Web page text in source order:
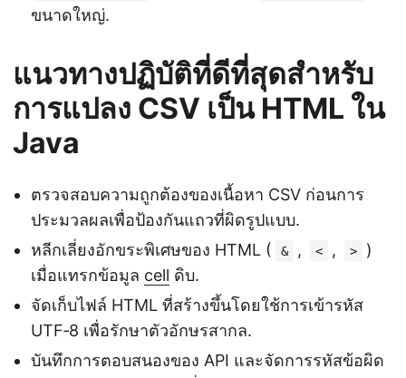
ขนาดใหญ่.
แนวทางปฏิบัติที่ดีที่สุดสำหรับ
การแปลง CSV เป็น HTML ใน
Java
ตรวจสอบความถูกต้องของเนื้อหา CSV ก่อนการ
ประมวลผลเพื่อป้องกันแถวที่ผิดรูปแบบ.
หลีกเลี่ยงอักขระพิเศษของ HTML (
& , < , >
)
เมื่อแทรกข้อมูล cell ดิบ.
จัดเก็บไฟล์ HTML ที่สร้างขึ้นโดยใช้การเข้ารหัส
UTF‑8 เพื่อรักษาตัวอักษรสากล.
บันทึกการตอบสนองของ API และจัดการรหัสข้อผิด